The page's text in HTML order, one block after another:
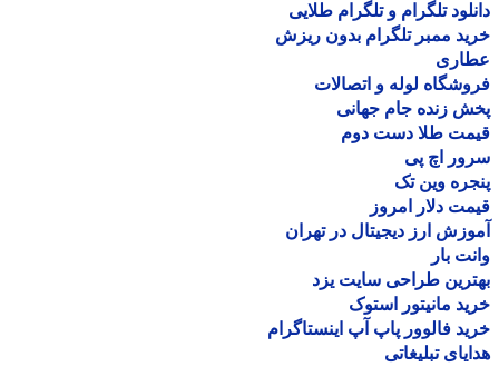
تلگرام و تلگرام طلایی
ممبر تلگرام بدون ریزش
لوله و اتصالات
زنده جام جهانی
طلا دست دوم
اچ پی
وین تک
دلار امروز
ارز دیجیتال در تهران
بار
طراحی سایت یزد
مانیتور استوک
فالوور پاپ آپ اینستاگرام
تبلیغاتی